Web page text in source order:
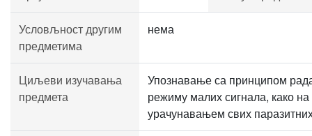
Условљност другим
предметима
нема
Циљеви изучавања
предмета
Упознавање са принципом
режиму малих сигнала, како
урачунавањем свих